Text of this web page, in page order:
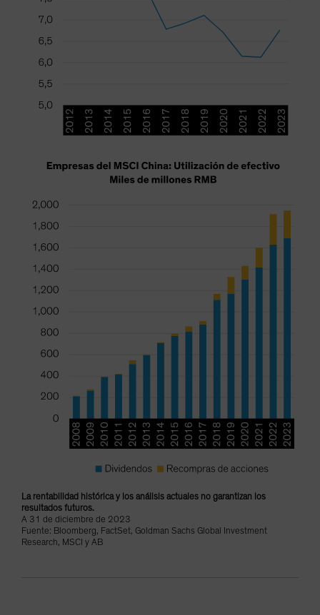
La rentabilidad histórica y los análisis actuales no garantizan los
resultados futuros.
A 31 de diciembre de 2023
Fuente: Bloomberg, FactSet, Goldman Sachs Global Investment
Research, MSCI y AB